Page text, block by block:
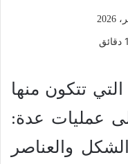
تتكون منها
إلى عمليات عدة:
والعناصر